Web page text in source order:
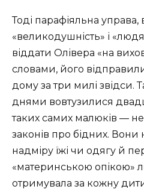
Тоді парафіяльна
«великодушність» і
віддати Олівера «на
словами, його відправили
дому за три милі звідси.
днями вовтузилися
таких самих малюків —
законів про бідних. Вони
надміру їжі чи одягу й
«материнською опікою»
отримувала за кожну